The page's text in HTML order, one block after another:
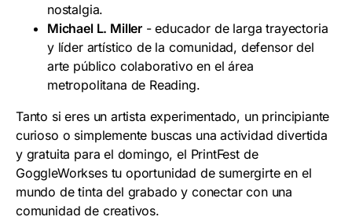
nostalgia.
Michael L. Miller - educador de larga trayectoria
y líder artístico de la comunidad, defensor del
arte público colaborativo en el área
metropolitana de Reading.
Tanto si eres un artista experimentado, un principiante
curioso o simplemente buscas una actividad divertida
y gratuita para el domingo, el PrintFest de
GoggleWorkses tu oportunidad de sumergirte en el
mundo de tinta del grabado y conectar con una
comunidad de creativos.